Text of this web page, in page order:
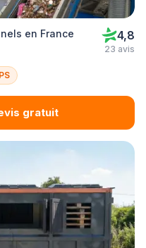
en France 4,8
23 avis
gratuit